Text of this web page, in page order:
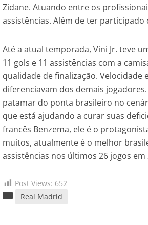
Zidane. Atuando entre os
assistências. Além de ter
Até a atual temporada, Vini Jr. teve
11 gols e 11 assistências com a
qualidade de finalização.
diferenciavam dos demais
patamar do ponta brasileiro no
que está ajudando a curar suas
francês Benzema, ele é o
muitos, atualmente é o melhor
assistências nos últimos 26 jogos em
Post Views: 652
Real Madrid